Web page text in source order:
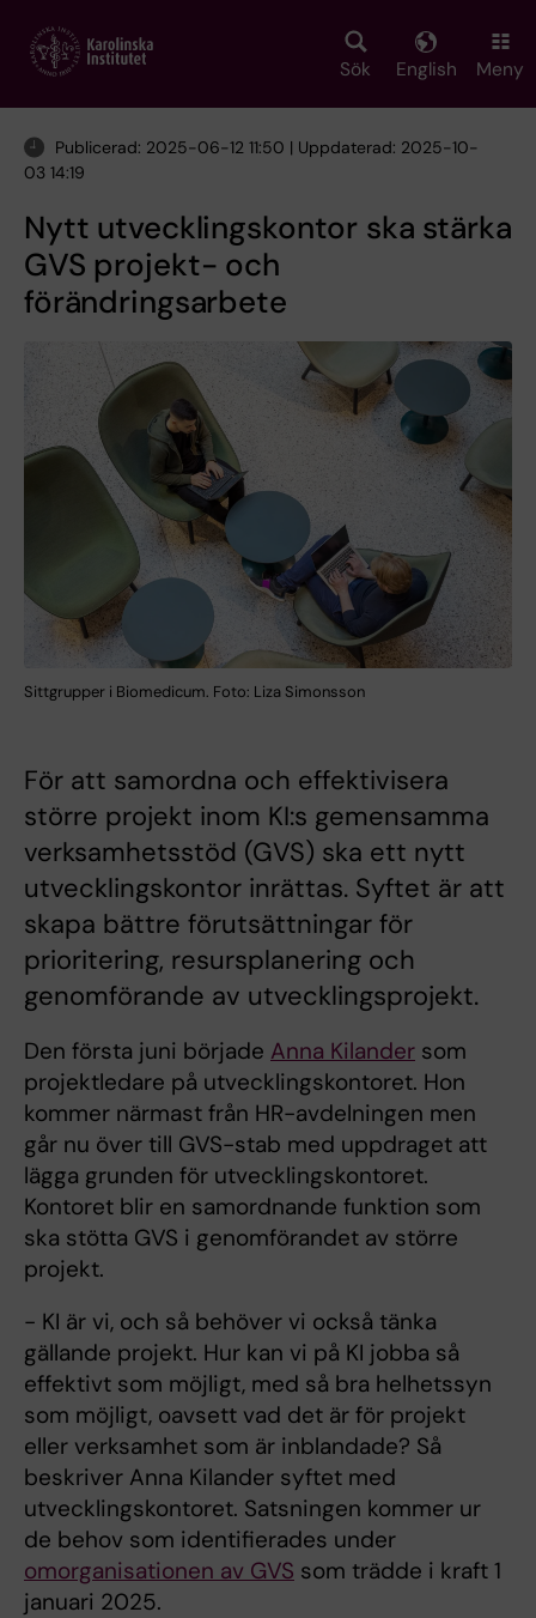
main
Sök English Meny
Publicerad: 2025-06-12 11:50 | Uppdaterad: 2025-10-
03 14:19
Nytt utvecklingskontor ska stärka
GVS projekt- och
förändringsarbete
Sittgrupper i Biomedicum. Foto: Liza Simonsson
För att samordna och effektivisera
större projekt inom KI:s gemensamma
verksamhetsstöd (GVS) ska ett nytt
utvecklingskontor inrättas. Syftet är att
skapa bättre förutsättningar för
prioritering, resursplanering och
genomförande av utvecklingsprojekt.
Den första juni började Anna Kilander som
projektledare på utvecklingskontoret. Hon
kommer närmast från HR-avdelningen men
går nu över till GVS-stab med uppdraget att
lägga grunden för utvecklingskontoret.
Kontoret blir en samordnande funktion som
ska stötta GVS i genomförandet av större
projekt.
- KI är vi, och så behöver vi också tänka
gällande projekt. Hur kan vi på KI jobba så
effektivt som möjligt, med så bra helhetssyn
som möjligt, oavsett vad det är för projekt
eller verksamhet som är inblandade? Så
beskriver Anna Kilander syftet med
utvecklingskontoret. Satsningen kommer ur
de behov som identifierades under
omorganisationen av GVS som trädde i kraft 1
januari 2025.